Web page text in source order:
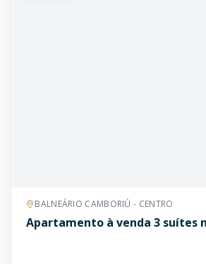
BALNEÁRIO CAMBORIÚ - CENTRO
Apartamento à venda 3 suítes